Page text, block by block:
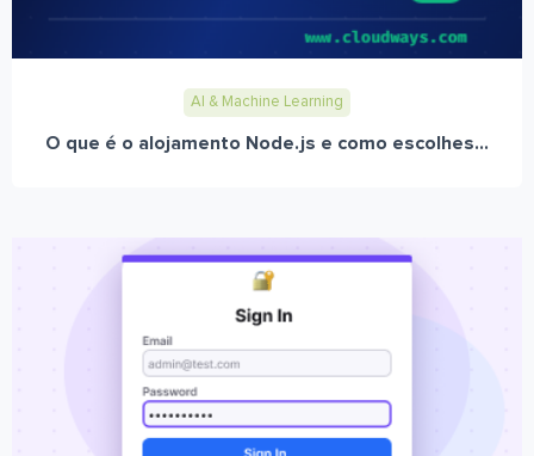
AI & Machine Learning
O que é o alojamento Node.js e como escolhes...